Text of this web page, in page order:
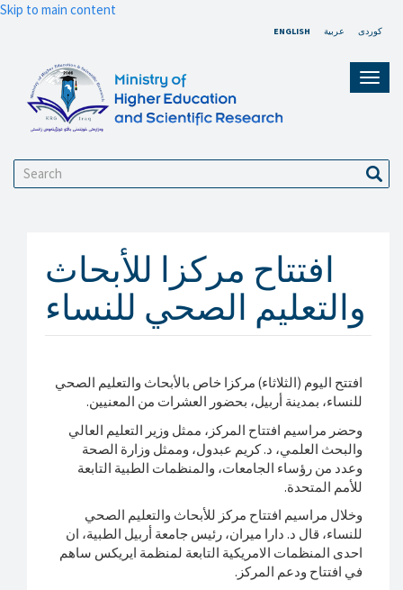
Skip to main content
ENGLISH عربية کوردی
Search
افتتاح مركزا للأبحاث
والتعليم الصحي للنساء
افتتح اليوم (الثلاثاء) مركزا خاص بالأبحاث والتعليم الصحي
للنساء، بمدينة أربيل، بحضور العشرات من المعنيين.
وحضر مراسيم افتتاح المركز، ممثل وزير التعليم العالي
والبحث العلمي، د. كريم عبدول، وممثل وزارة الصحة
وعدد من رؤساء الجامعات، والمنظمات الطبية التابعة
للأمم المتحدة.
وخلال مراسيم افتتاح مركز للأبحاث والتعليم الصحي
للنساء، قال د. دارا ميران، رئيس جامعة أربيل الطبية، ان
احدى المنظمات الامريكية التابعة لمنظمة ايريكس ساهم
في افتتاح ودعم المركز.